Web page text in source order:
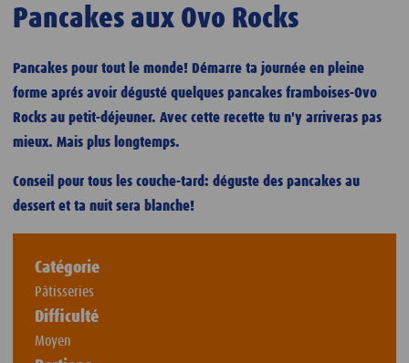
Pancakes aux Ovo Rocks
Pancakes pour tout le monde! Démarre ta journée en pleine
forme aprés avoir dégusté quelques pancakes framboises-Ovo
Rocks au petit-déjeuner. Avec cette recette tu n'y arriveras pas
mieux. Mais plus longtemps.
Conseil pour tous les couche-tard: déguste des pancakes au
dessert et ta nuit sera blanche!
Catégorie
Pâtisseries
Difficulté
Moyen